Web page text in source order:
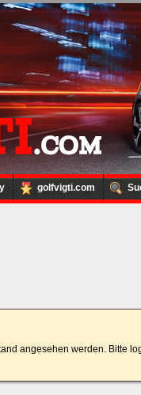
golfvigti.com
angesehen werden. Bitte